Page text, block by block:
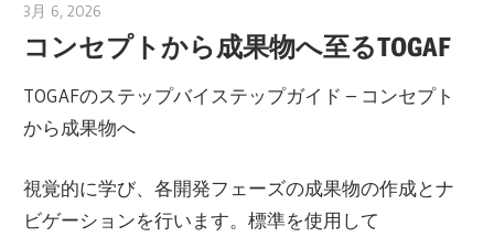
Agile
and
More
3月 6, 2026
コンセプトから成果物へ至るTOGAF
TOGAFのステップバイステップガイド – コンセプト
から成果物へ
視覚的に学び、各開発フェーズの成果物の作成とナ
ビゲーションを行います。標準を使用して